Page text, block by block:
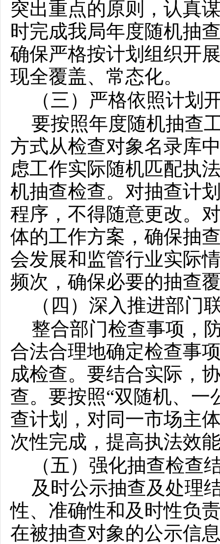
突出重点的原则，认真
时完成我局年度随机抽
确保严格按计划组织开
现全覆盖、常态化。
（三）严格依照计划
要按照年度随机抽查
方式从检查对象名录库
虑工作实际随机匹配执
机抽查检查。对抽查计
程序，不得随意更改。
体的工作方案，确保抽
会发展和监管行业实际
频次，确保必要的抽查
（四）深入推进部门
整合部门检查事项，
合法合理地确定检查事
成检查。要结合实际，
查。要按照“双随机、一
查计划，对同一市场主
次性完成，提高执法效
（五）强化抽查检查
及时公示抽查及处理
性、准确性和及时性负
在被抽查对象的公示信